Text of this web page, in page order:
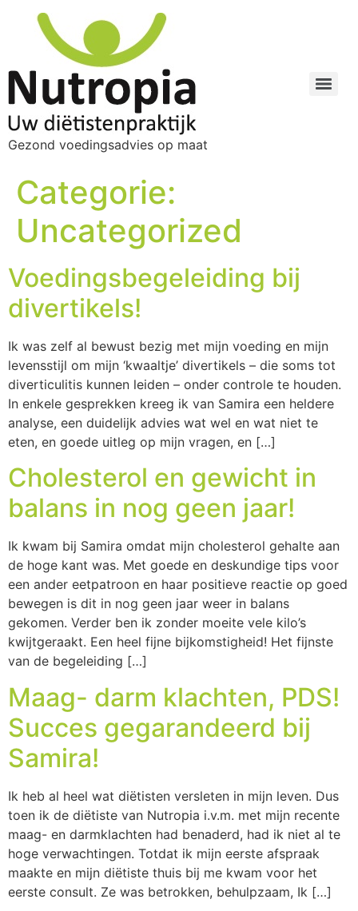
Gezond voedingsadvies op maat
Categorie:
Uncategorized
Voedingsbegeleiding bij
divertikels!
Ik was zelf al bewust bezig met mijn voeding en mijn
levensstijl om mijn ‘kwaaltje’ divertikels – die soms tot
diverticulitis kunnen leiden – onder controle te houden.
In enkele gesprekken kreeg ik van Samira een heldere
analyse, een duidelijk advies wat wel en wat niet te
eten, en goede uitleg op mijn vragen, en […]
Cholesterol en gewicht in
balans in nog geen jaar!
Ik kwam bij Samira omdat mijn cholesterol gehalte aan
de hoge kant was. Met goede en deskundige tips voor
een ander eetpatroon en haar positieve reactie op goed
bewegen is dit in nog geen jaar weer in balans
gekomen. Verder ben ik zonder moeite vele kilo’s
kwijtgeraakt. Een heel fijne bijkomstigheid! Het fijnste
van de begeleiding […]
Maag- darm klachten, PDS!
Succes gegarandeerd bij
Samira!
Ik heb al heel wat diëtisten versleten in mijn leven. Dus
toen ik de diëtiste van Nutropia i.v.m. met mijn recente
maag- en darmklachten had benaderd, had ik niet al te
hoge verwachtingen. Totdat ik mijn eerste afspraak
maakte en mijn diëtiste thuis bij me kwam voor het
eerste consult. Ze was betrokken, behulpzaam, Ik […]